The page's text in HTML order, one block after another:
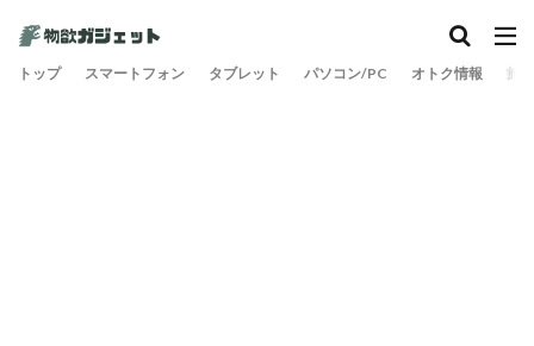
トップ スマートフォン タブレット パソコン/PC オトク情報 旅